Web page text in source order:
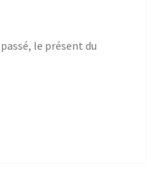
le présent du